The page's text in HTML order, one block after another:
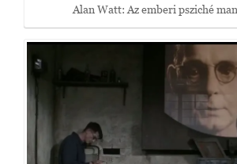
Alan Watt: Az emberi psziché